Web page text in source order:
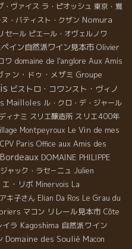
・ヴァイス ラ・ピオッシュ 東京・鴬
ヌ・バティスト・クザン Nomura
セール ピエール・オヴェルノワ
ペイン自然派ワイン見本市 Olivier
ワ domaine de l'anglore Aux Amis
ァン・ドゥ・メザミ Groupe
ビストロ・コワンスト・ヴィノ
Mailloles ル・クロ・デ・ジャール
ィナミ スリエ醸造所 スリエ400年
Montpeyroux Le Vin de mes
CPV Paris Office aux Amis des
Bordeaux DOMAINE PHILIPPE
ャック・ラセ－ニュ Julien
エ・リボ Minervois La
キ子さん Elian Da Ros Le Grau du
マコン リレール見本市 Côte
ラ Kagoshima 自然派ワイン
Domaine des Soulié Macon